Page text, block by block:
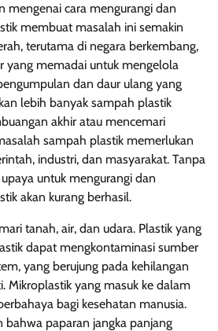
mengenai cara mengurangi dan
membuat masalah ini semakin
terutama di negara berkembang,
yang memadai untuk mengelola
dan daur ulang yang
lebih banyak sampah plastik
akhir atau mencemari
sampah plastik memerlukan
industri, dan masyarakat. Tanpa
untuk mengurangi dan
akan kurang berhasil.
tanah, air, dan udara. Plastik yang
dapat mengkontaminasi sumber
yang berujung pada kehilangan
Mikroplastik yang masuk ke dalam
bagi kesehatan manusia.
bahwa paparan jangka panjang